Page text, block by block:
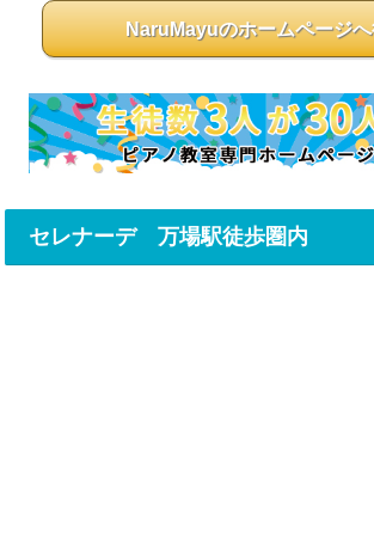
NaruMayuのホームページ
セレナーデ 万場駅徒歩圏内